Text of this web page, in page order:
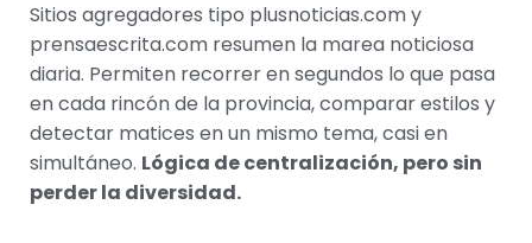
Sitios agregadores tipo plusnoticias.com y
prensaescrita.com resumen la marea noticiosa
diaria. Permiten recorrer en segundos lo que pasa
en cada rincón de la provincia, comparar estilos y
detectar matices en un mismo tema, casi en
simultáneo. Lógica de centralización, pero sin
perder la diversidad.